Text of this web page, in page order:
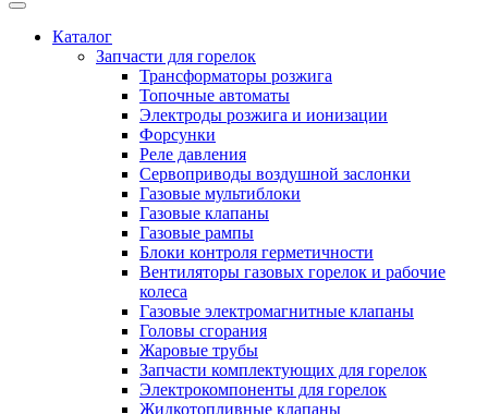
Каталог
Запчасти для горелок
Трансформаторы розжига
Топочные автоматы
Электроды розжига и ионизации
Форсунки
Реле давления
Сервоприводы воздушной заслонки
Газовые мультиблоки
Газовые клапаны
Газовые рампы
Блоки контроля герметичности
Вентиляторы газовых горелок и рабочие
колеса
Газовые электромагнитные клапаны
Головы сгорания
Жаровые трубы
Запчасти комплектующих для горелок
Электрокомпоненты для горелок
Жидкотопливные клапаны